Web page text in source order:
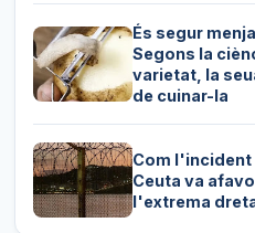
És segur
Segons la
varietat, la
de cuinar-la
Com l'incident
Ceuta va
l'extrema